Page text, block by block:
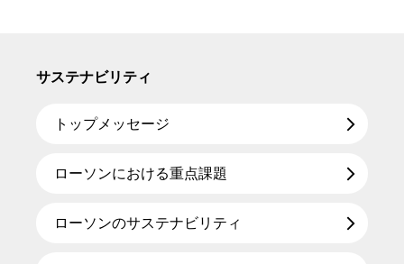
サステナビリティ
トップメッセージ
ローソンにおける重点課題
ローソンのサステナビリティ